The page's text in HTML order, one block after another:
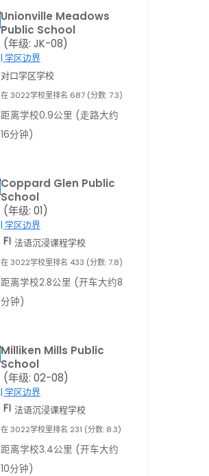
Unionville Meadows
Public School
(年级: JK-08)
| 学区边界
对口学区学校
在 3022学校里排名 687 (分数: 7.3)
距离学校0.9公里 (走路大约
16分钟)
Coppard Glen Public
School
(年级: 01)
| 学区边界
法语沉浸课程学校
在 3022学校里排名 433 (分数: 7.8)
距离学校2.8公里 (开车大约8
分钟)
Milliken Mills Public
School
(年级: 02-08)
| 学区边界
法语沉浸课程学校
在 3022学校里排名 231 (分数: 8.3)
距离学校3.4公里 (开车大约
10分钟)